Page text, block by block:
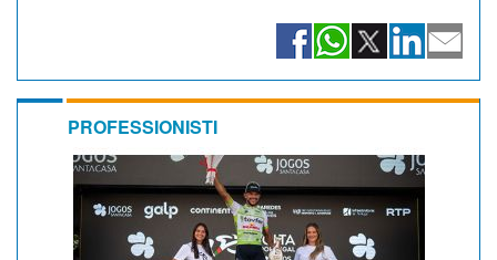
PROFESSIONISTI